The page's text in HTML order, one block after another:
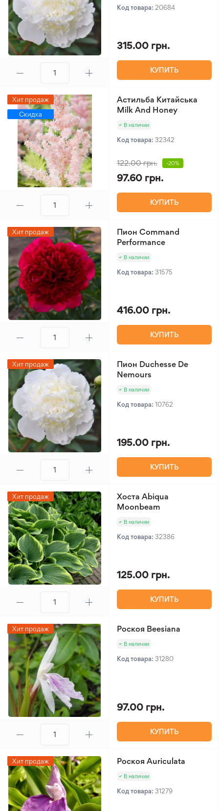
Код товара: 20684
315.00 грн.
КУПИТЬ
Хит продаж
Скидка
Астильба Китайська
Milk And Honey
В наличии
Код товара: 32342
122.00 грн. -20%
97.60 грн.
КУПИТЬ
Хит продаж
Пион Command
Performance
В наличии
Код товара: 31575
416.00 грн.
КУПИТЬ
Хит продаж
Пион Duchesse De
Nemours
В наличии
Код товара: 10762
195.00 грн.
КУПИТЬ
Хит продаж
Хоста Abiqua
Moonbeam
В наличии
Код товара: 32386
125.00 грн.
КУПИТЬ
Хит продаж Роскоя Beesiana
В наличии
Код товара: 31280
97.00 грн.
КУПИТЬ
Хит продаж Роскоя Auriculata
В наличии
Код товара: 31279